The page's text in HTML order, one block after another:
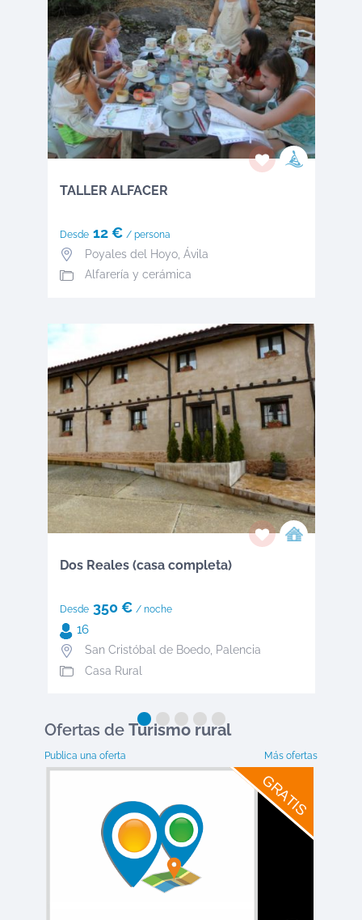
TALLER ALFACER
Desde 12 € / persona
Poyales del Hoyo , Ávila
Alfarería y cerámica
Dos Reales (casa completa)
Desde 350 € / noche
16
San Cristóbal de Boedo, Palencia
Casa Rural
Ofertas de Turismo rural
Publica una oferta Más ofertas
GRATIS